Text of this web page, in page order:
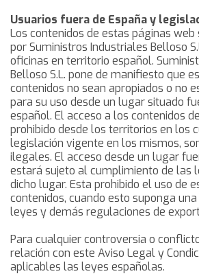
Usuarios fuera de España y
Los contenidos de estas páginas
por Suministros Industriales Belloso
oficinas en territorio español.
Belloso S.L. pone de manifiesto que
contenidos no sean apropiados o no
para su uso desde un lugar situado
español. El acceso a los contenidos
prohibido desde los territorios en los
legislación vigente en los mismos,
ilegales. El acceso desde un lugar
estará sujeto al cumplimiento de las
dicho lugar. Esta prohibido el uso de
contenidos, cuando esto suponga
leyes y demás regulaciones de
Para cualquier controversia o
relación con este Aviso Legal y
aplicables las leyes españolas.